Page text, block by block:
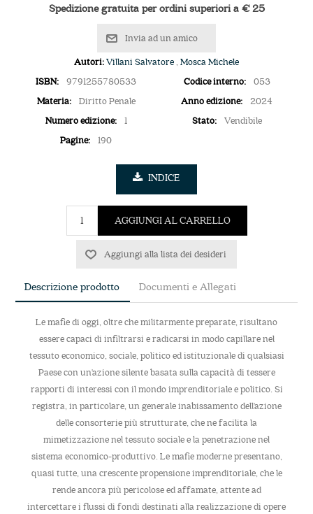
Spedizione gratuita per ordini superiori a € 25
Invia ad un amico
Autori:Villani Salvatore, Mosca Michele
ISBN:
9791255780533 Codice interno:
053
Materia:
Diritto Penale Anno edizione:
2024
Numero edizione:
1 Stato:
Vendibile
Pagine:
190
INDICE
AGGIUNGI AL CARRELLO
Aggiungi alla lista dei desideri
Descrizione prodotto Documenti e Allegati
Le mafie di oggi, oltre che militarmente preparate, risultano
essere capaci di infiltrarsi e radicarsi in modo capillare nel
tessuto economico, sociale, politico ed istituzionale di qualsiasi
Paese con un'azione silente basata sulla capacità di tessere
rapporti di interessi con il mondo imprenditoriale e politico. Si
registra, in particolare, un generale inabissamento dell'azione
delle consorterie più strutturate, che ne facilita la
mimetizzazione nel tessuto sociale e la penetrazione nel
sistema economico-produttivo. Le mafie moderne presentano,
quasi tutte, una crescente propensione imprenditoriale, che le
rende ancora più pericolose ed affamate, attente ad
intercettare i flussi di fondi destinati alla realizzazione di opere